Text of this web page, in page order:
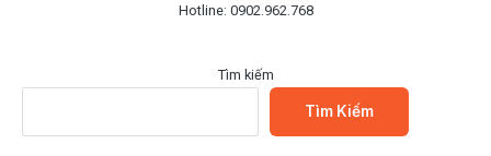
Hotline: 0902.962.768
Tìm kiếm
Tìm Kiếm